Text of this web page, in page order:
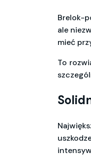
Brelok-
ale
mieć
To